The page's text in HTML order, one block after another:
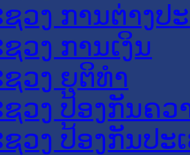
ວງ ການຕ່າງປ
ວງ ການເງິນ
ວງ ຍຸຕິທໍາ
ວງ ປ້ອງກັນຄວ
ວງ ປ້ອງກັນປະ